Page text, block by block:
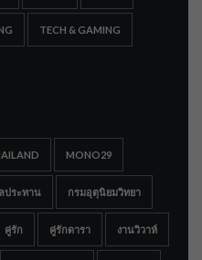
TECH & GAMING
MONO29
ประทาน กรมอุตุนิยมวิทยา
คู่รัก คู่รักดารา งานวิวาห์